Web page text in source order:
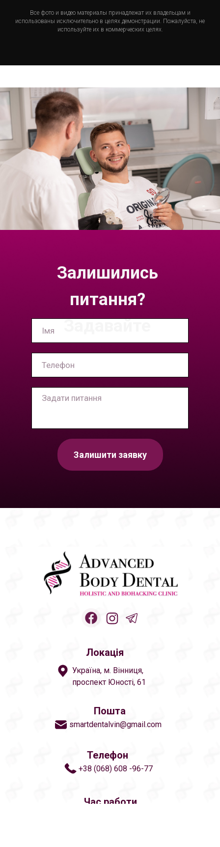
Все фото и видео материалы принадлежат их владельцам и
использованы исключительно в целях демонстрации. Пожалуйста, не
используйте их в коммерческих целях.
Залишити заявку
Залишились
питання?
Задавайте
Локація
Пошта
Телефон
Час работи
Україна, м. Вінниця,
проспект Юності, 61
smartdentalvin@gmail.com
+38 (068) 608 -96-77